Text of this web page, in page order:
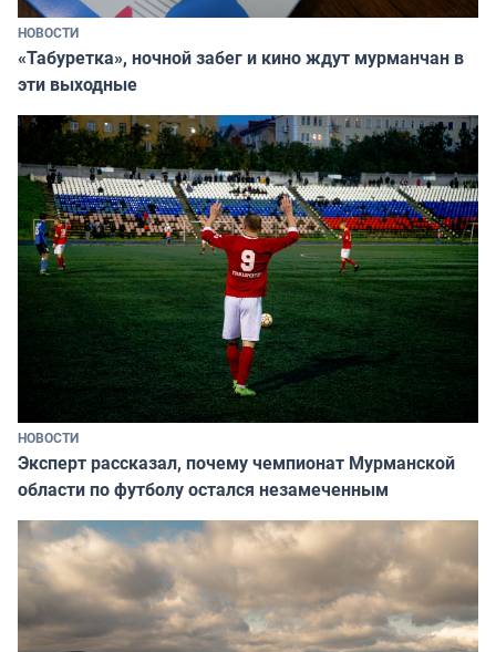
НОВОСТИ
«Табуретка», ночной забег и кино ждут мурманчан в
эти выходные
НОВОСТИ
Эксперт рассказал, почему чемпионат Мурманской
области по футболу остался незамеченным